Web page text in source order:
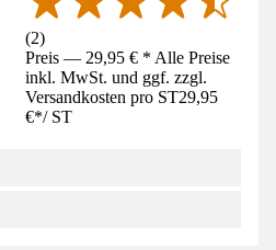
(2)
Preis — 29,95 € * Alle Preise
inkl. MwSt. und ggf. zzgl.
Versandkosten pro ST29,95
€*/ ST